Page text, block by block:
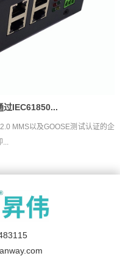
过IEC61850...
MMS以及GOOSE测试认证的企
...